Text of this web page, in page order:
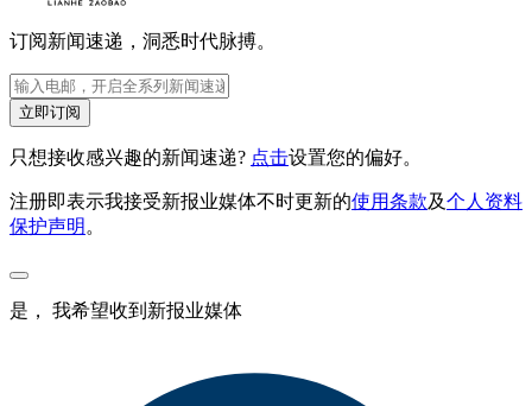
订阅新闻速递，洞悉时代脉搏。
立即订阅
只想接收感兴趣的新闻速递? 点击设置您的偏好。
注册即表示我接受新报业媒体不时更新的使用条款及个人资料
保护声明。
是， 我希望收到新报业媒体